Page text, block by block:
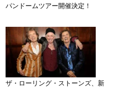
パンドームツアー開催決定！
ザ・ローリング・ストーンズ、新